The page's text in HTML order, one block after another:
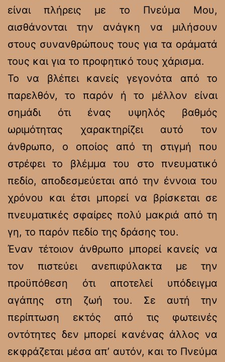
είναι πλήρεις με το Πνεύμα Μου,
αισθάνονται την ανάγκη να μιλήσουν
στους συνανθρώπους τους για τα οράματά
τους και για το προφητικό τους χάρισμα.
Το να βλέπει κανείς γεγονότα από το
παρελθόν, το παρόν ή το μέλλον είναι
σημάδι ότι ένας υψηλός βαθμός
ωριμότητας χαρακτηρίζει αυτό τον
άνθρωπο, ο οποίος από τη στιγμή που
στρέφει το βλέμμα του στο πνευματικό
πεδίο, αποδεσμεύεται από την έννοια του
χρόνου και έτσι μπορεί να βρίσκεται σε
πνευματικές σφαίρες πολύ μακριά από τη
γη, το παρόν πεδίο της δράσης του.
Έναν τέτοιον άνθρωπο μπορεί κανείς να
τον πιστεύει ανεπιφύλακτα με την
προϋπόθεση ότι αποτελεί υπόδειγμα
αγάπης στη ζωή του. Σε αυτή την
περίπτωση εκτός από τις φωτεινές
οντότητες δεν μπορεί κανένας άλλος να
εκφράζεται μέσα απ’ αυτόν, και το Πνεύμα